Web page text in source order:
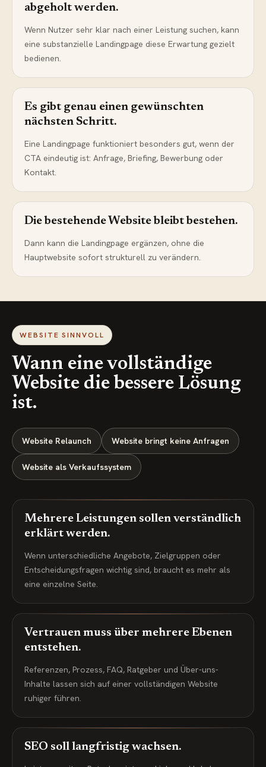
abgeholt werden.
Wenn Nutzer sehr klar nach einer Leistung suchen, kann
eine substanzielle Landingpage diese Erwartung gezielt
bedienen.
Es gibt genau einen gewünschten
nächsten Schritt.
Eine Landingpage funktioniert besonders gut, wenn der
CTA eindeutig ist: Anfrage, Briefing, Bewerbung oder
Kontakt.
Die bestehende Website bleibt bestehen.
Dann kann die Landingpage ergänzen, ohne die
Hauptwebsite sofort strukturell zu verändern.
WEBSITE SINNVOLL
Wann eine vollständige
Website die bessere Lösung
ist.
Website Relaunch Website bringt keine Anfragen
Website als Verkaufssystem
Mehrere Leistungen sollen verständlich
erklärt werden.
Wenn unterschiedliche Angebote, Zielgruppen oder
Entscheidungsfragen wichtig sind, braucht es mehr als
eine einzelne Seite.
Vertrauen muss über mehrere Ebenen
entstehen.
Referenzen, Prozess, FAQ, Ratgeber und Über-uns-
Inhalte lassen sich auf einer vollständigen Website
ruhiger führen.
SEO soll langfristig wachsen.